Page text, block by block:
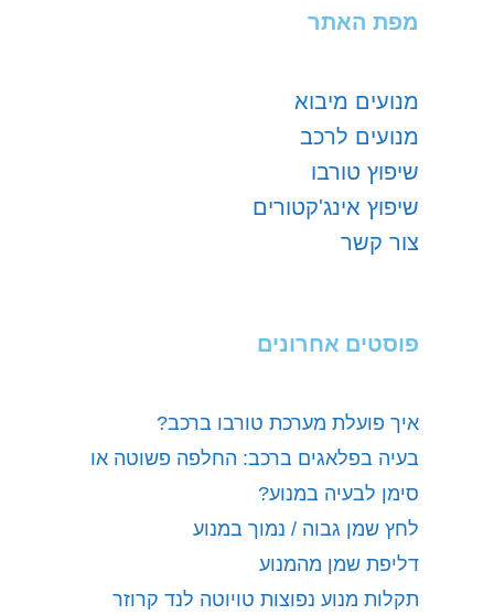
מפת האתר
מנועים מיבוא
מנועים לרכב
שיפוץ טורבו
שיפוץ אינג'קטורים
צור קשר
פוסטים אחרונים
איך פועלת מערכת טורבו ברכב?
בעיה בפלאגים ברכב: החלפה פשוטה או
סימן לבעיה במנוע?
לחץ שמן גבוה / נמוך במנוע
דליפת שמן מהמנוע
תקלות מנוע נפוצות טויוטה לנד קרוזר